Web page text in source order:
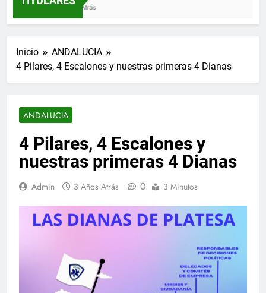
3 Semanas Atrás
Inicio
ANDALUCIA
4 Pilares, 4 Escalones y nuestras primeras 4 Dianas
ANDALUCIA
4 Pilares, 4 Escalones y
nuestras primeras 4 Dianas
Admin 3 Años Atrás 0 3 Minutos